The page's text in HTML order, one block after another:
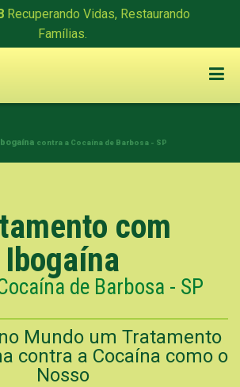
Recuperando Vidas, Restaurando
Famílias.
contra a Cocaína de Barbosa - SP
com
Ibogaína
de Barbosa - SP
Mundo um Tratamento
contra a Cocaína como o
Nosso